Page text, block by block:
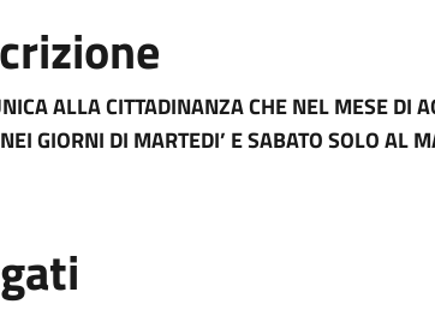
ALLA CITTADINANZA CHE NEL MESE DI
GIORNI DI MARTEDI’ E SABATO SOLO AL